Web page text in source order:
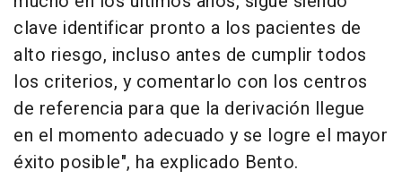
clave identificar pronto a los pacientes de
alto riesgo, incluso antes de cumplir todos
los criterios, y comentarlo con los centros
de referencia para que la derivación llegue
en el momento adecuado y se logre el mayor
éxito posible", ha explicado Bento.